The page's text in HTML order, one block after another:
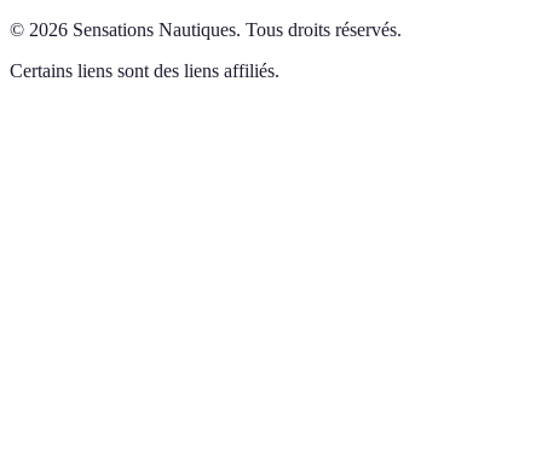
© 2026 Sensations Nautiques. Tous droits réservés.
Certains liens sont des liens affiliés.